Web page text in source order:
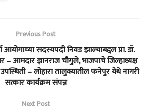
Previous Post
आयोगाच्या सदस्यपदी निवड झाल्याबद्दल प्रा. डॉ.
– आमदार ज्ञानराज चौगुले, भाजपाचे जिल्हाध्यक्ष
– लोहारा तालुक्यातील फनेपुर येथे नागरी
सत्कार कार्यक्रम संपन्न
Next Post